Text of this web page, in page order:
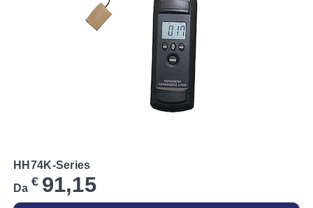
HH74K-Series
Da € 91,15